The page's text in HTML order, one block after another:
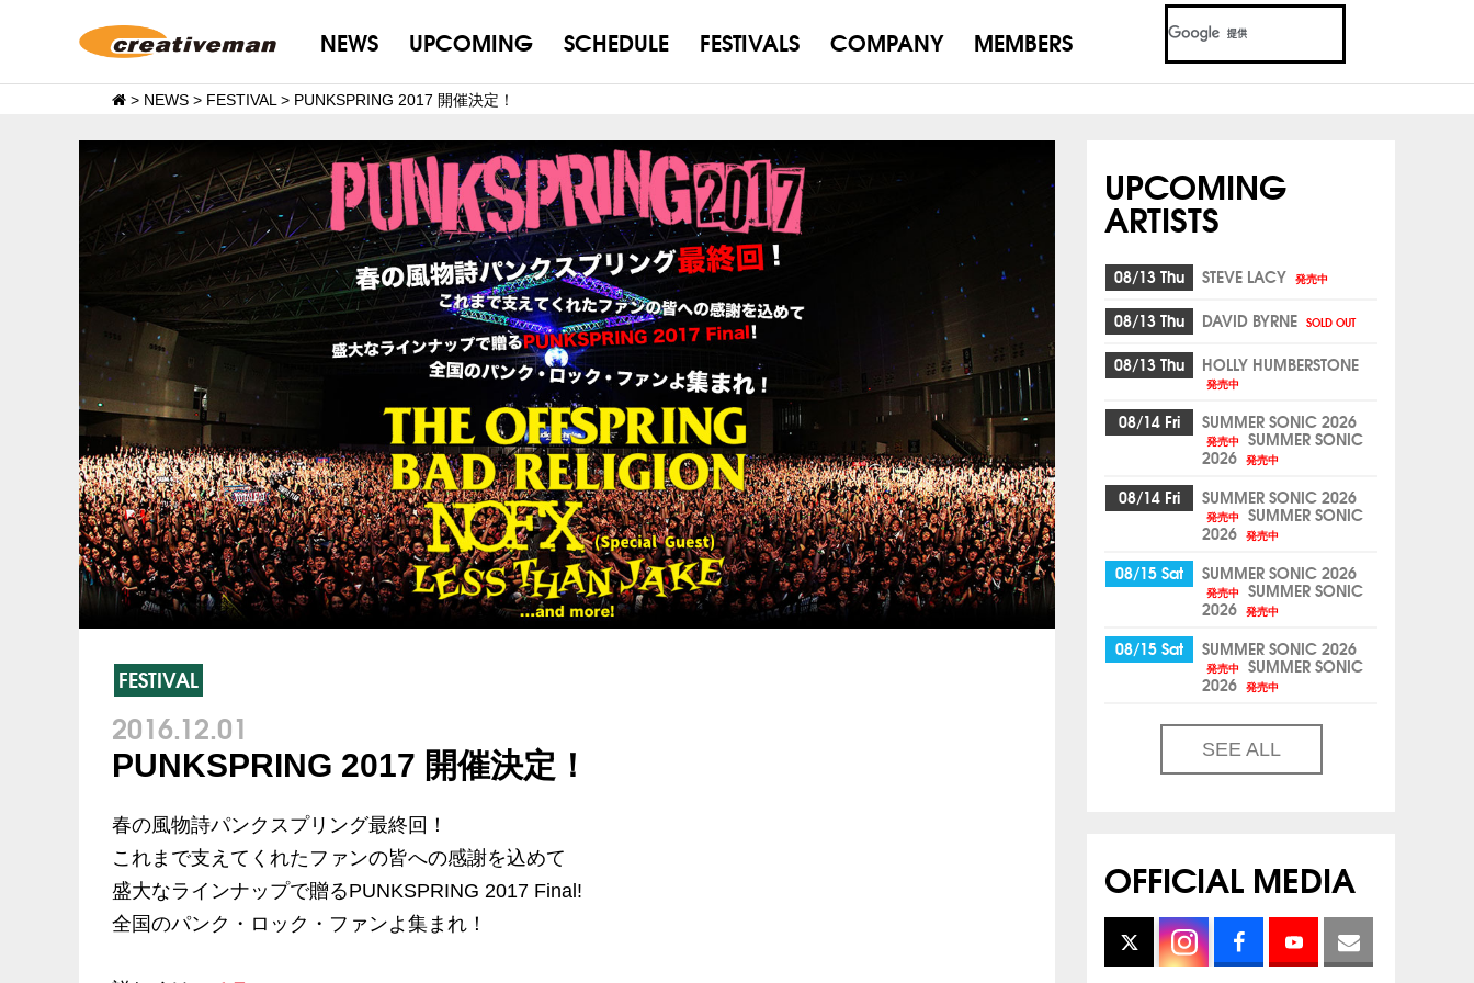
NEWS UPCOMING SCHEDULE FESTIVALS COMPANY MEMBERS
> NEWS > FESTIVAL > PUNKSPRING 2017 開催決定！
FESTIVAL
2016.12.01
PUNKSPRING 2017 開催決定！
春の風物詩パンクスプリング最終回！
これまで支えてくれたファンの皆への感謝を込めて
盛大なラインナップで贈るPUNKSPRING 2017 Final!
全国のパンク・ロック・ファンよ集まれ！
UPCOMING
ARTISTS
08/13 Thu STEVE LACY 発売中
08/13 Thu DAVID BYRNE SOLD OUT
08/13 Thu HOLLY HUMBERSTONE
発売中
08/14 Fri SUMMER SONIC 2026
発売中 SUMMER SONIC
2026 発売中
08/14 Fri SUMMER SONIC 2026
発売中 SUMMER SONIC
2026 発売中
08/15 Sat SUMMER SONIC 2026
発売中 SUMMER SONIC
2026 発売中
08/15 Sat SUMMER SONIC 2026
発売中 SUMMER SONIC
2026 発売中
SEE ALL
OFFICIAL MEDIA